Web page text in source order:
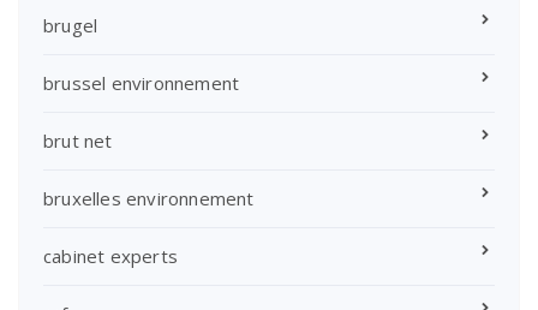
brugel
brussel environnement
brut net
bruxelles environnement
cabinet experts